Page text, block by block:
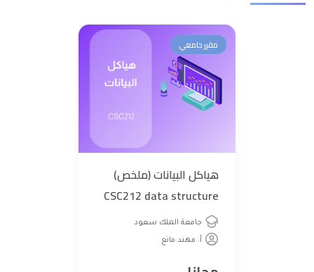
مقرر جامعي
هياكل البيانات (ملخص)
CSC212 data structure
جامعة الملك سعود
أ. مهند مانع